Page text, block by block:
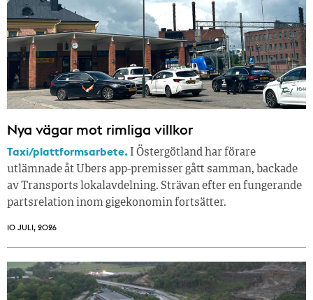
Nya vägar mot rimliga villkor
Taxi/plattformsarbete. I Östergötland har förare
utlämnade åt Ubers app-premisser gått samman, backade
av Transports lokalavdelning. Strävan efter en fungerande
partsrelation inom gigekonomin fortsätter.
10 JULI, 2026